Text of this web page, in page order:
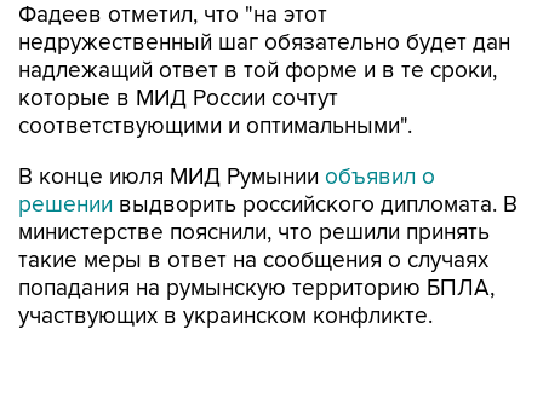
Фадеев отметил, что "на этот
недружественный шаг обязательно будет дан
надлежащий ответ в той форме и в те сроки,
которые в МИД России сочтут
соответствующими и оптимальными".
В конце июля МИД Румынии объявил о
решении выдворить российского дипломата. В
министерстве пояснили, что решили принять
такие меры в ответ на сообщения о случаях
попадания на румынскую территорию БПЛА,
участвующих в украинском конфликте.